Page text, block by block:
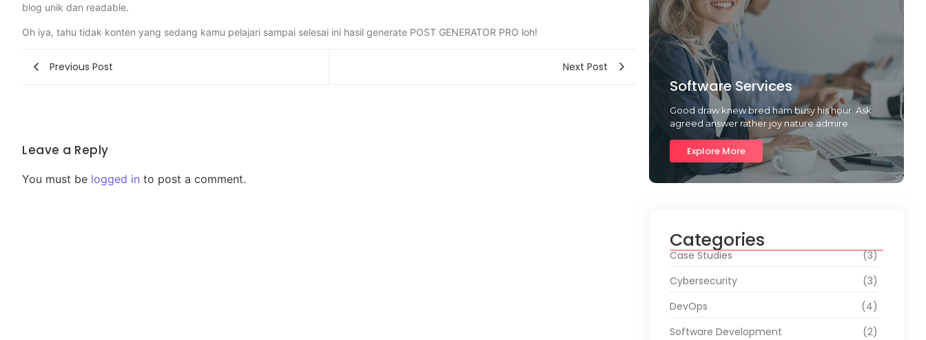
blog unik dan readable.
Oh iya, tahu tidak konten yang sedang kamu pelajari sampai selesai ini hasil generate POST GENERATOR PRO loh!
Previous Post Next Post
Leave a Reply
You must be logged in to post a comment.
Software Services
Good draw knew bred ham busy his hour. Ask
agreed answer rather joy nature admire.
Explore More
Categories
Case Studies
(3)
Cybersecurity
(3)
DevOps
(4)
Software Development
(2)